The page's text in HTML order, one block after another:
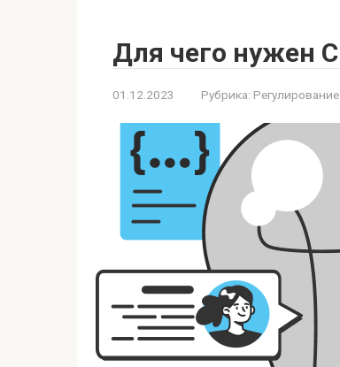
Для чего нужен
01.12.2023 Рубрика: Регулирование